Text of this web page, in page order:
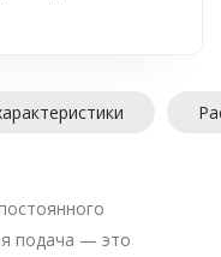
подача — это